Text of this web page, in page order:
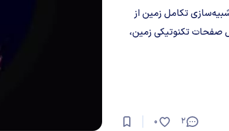
تکامل زمین از
صفحات تکنوتیکی زمین،
2
0